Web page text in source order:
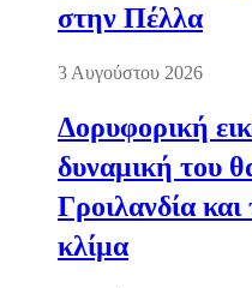
στην Πέλλα
3 Αυγούστου 2026
Δορυφορική
δυναμική του
Γροιλανδία
κλίμα